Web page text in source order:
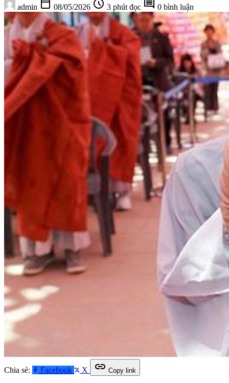
admin calendar_today 08/05/2026 schedule 3 phút đọc comment 0 bình luận
Chia sẻ: Facebook X link Copy link